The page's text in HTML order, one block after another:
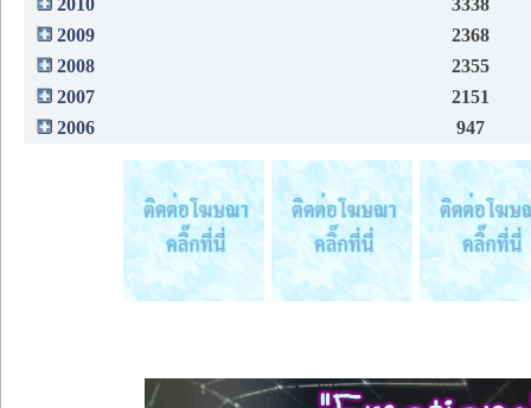
2010
3338
2009
2368
2008
2355
2007
2151
2006
947